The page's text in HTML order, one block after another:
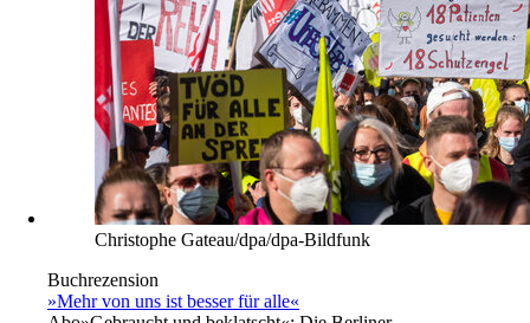
Christophe Gateau/dpa/dpa-Bildfunk
Buchrezension
»Mehr von uns ist besser für alle«